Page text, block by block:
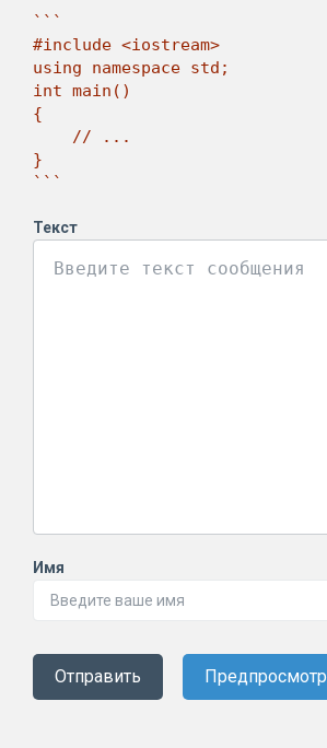
```
#include <iostream>
using namespace std;
int main()
{
}
```
Текст
Имя
Отправить Предпросмотр